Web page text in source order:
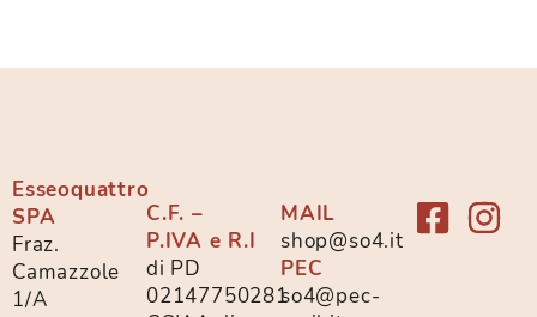
Esseoquattro
SPA
Fraz.
Camazzole
1/A
C.F. –
P.IVA e R.I
di PD
02147750281
MAIL
shop@so4.it
PEC
so4@pec-